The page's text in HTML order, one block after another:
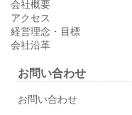
会社概要
アクセス
経営理念・目標
会社沿革
お問い合わせ
お問い合わせ